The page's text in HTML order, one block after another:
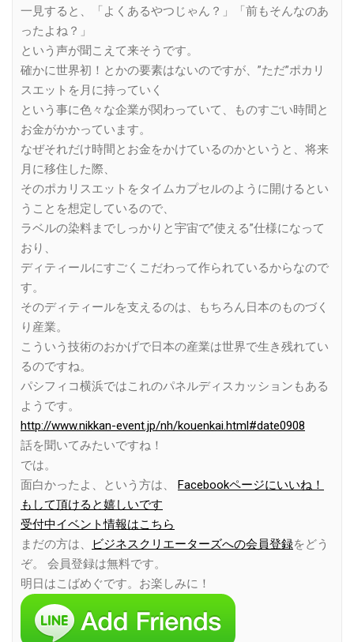
一見すると、「よくあるやつじゃん？」「前もそんなのあ
ったよね？」
という声が聞こえて来そうです。
確かに世界初！とかの要素はないのですが、”ただ”ポカリ
スエットを月に持っていく
という事に色々な企業が関わっていて、ものすごい時間と
お金がかかっています。
なぜそれだけ時間とお金をかけているのかというと、将来
月に移住した際、
そのポカリスエットをタイムカプセルのように開けるとい
うことを想定しているので、
ラベルの染料までしっかりと宇宙で”使える”仕様になって
おり、
ディティールにすごくこだわって作られているからなので
す。
そのディティールを支えるのは、もちろん日本のものづく
り産業。
こういう技術のおかげで日本の産業は世界で生き残れてい
るのですね。
パシフィコ横浜ではこれのパネルディスカッションもある
ようです。
http://www.nikkan-event.jp/nh/kouenkai.html#date0908
話を聞いてみたいですね！
では。
面白かったよ、という方は、
Facebookページにいいね！
もして頂けると嬉しいです
受付中イベント情報はこちら
まだの方は、
ビジネスクリエーターズへの会員登録をどう
ぞ。 会員登録は無料です。
明日はこばめぐです。お楽しみに！